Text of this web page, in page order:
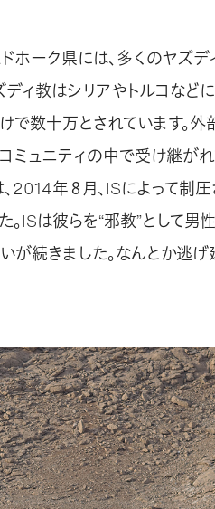
ホーク県には、多くのヤズ
ディ教はシリアやトルコなど
で数十万とされています。
ミュニティの中で受け継が
2014年８月、ISによって制
ISは彼らを“邪教”として男
が続きました。なんとか逃